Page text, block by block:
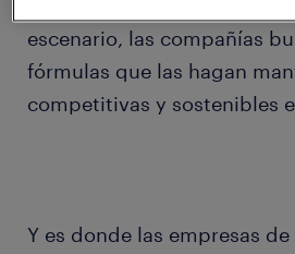
escenario, las compañías
fórmulas que las hagan
competitivas y sostenibles
Y es donde las empresas